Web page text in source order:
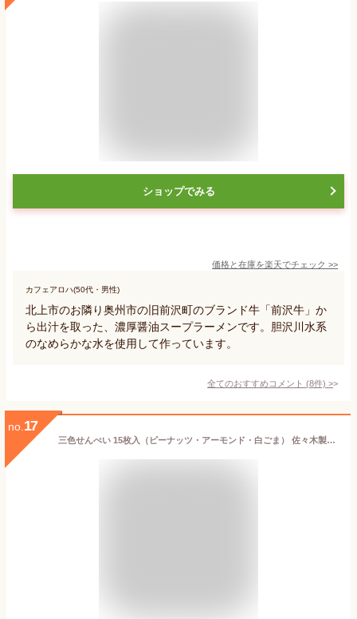
ショップでみる
価格と在庫を楽天でチェック >>
カフェアロハ(50代・男性)
北上市のお隣り奥州市の旧前沢町のブランド牛「前沢牛」か
ら出汁を取った、濃厚醤油スープラーメンです。胆沢川水系
のなめらかな水を使用して作っています。
全てのおすすめコメント (8件) >
no. 17
三色せんべい 15枚入（ピーナッツ・アーモンド・白ごま） 佐々木製菓 岩手 一関 平泉 名物 お土産 南部せんべい クッキー ギフト お菓子 詰め合わせ 個包装 ささき 煎餅 厚焼き せんべい 名物 手土産 プレゼント 焼き菓子 景品 人気 贈り物 来客用